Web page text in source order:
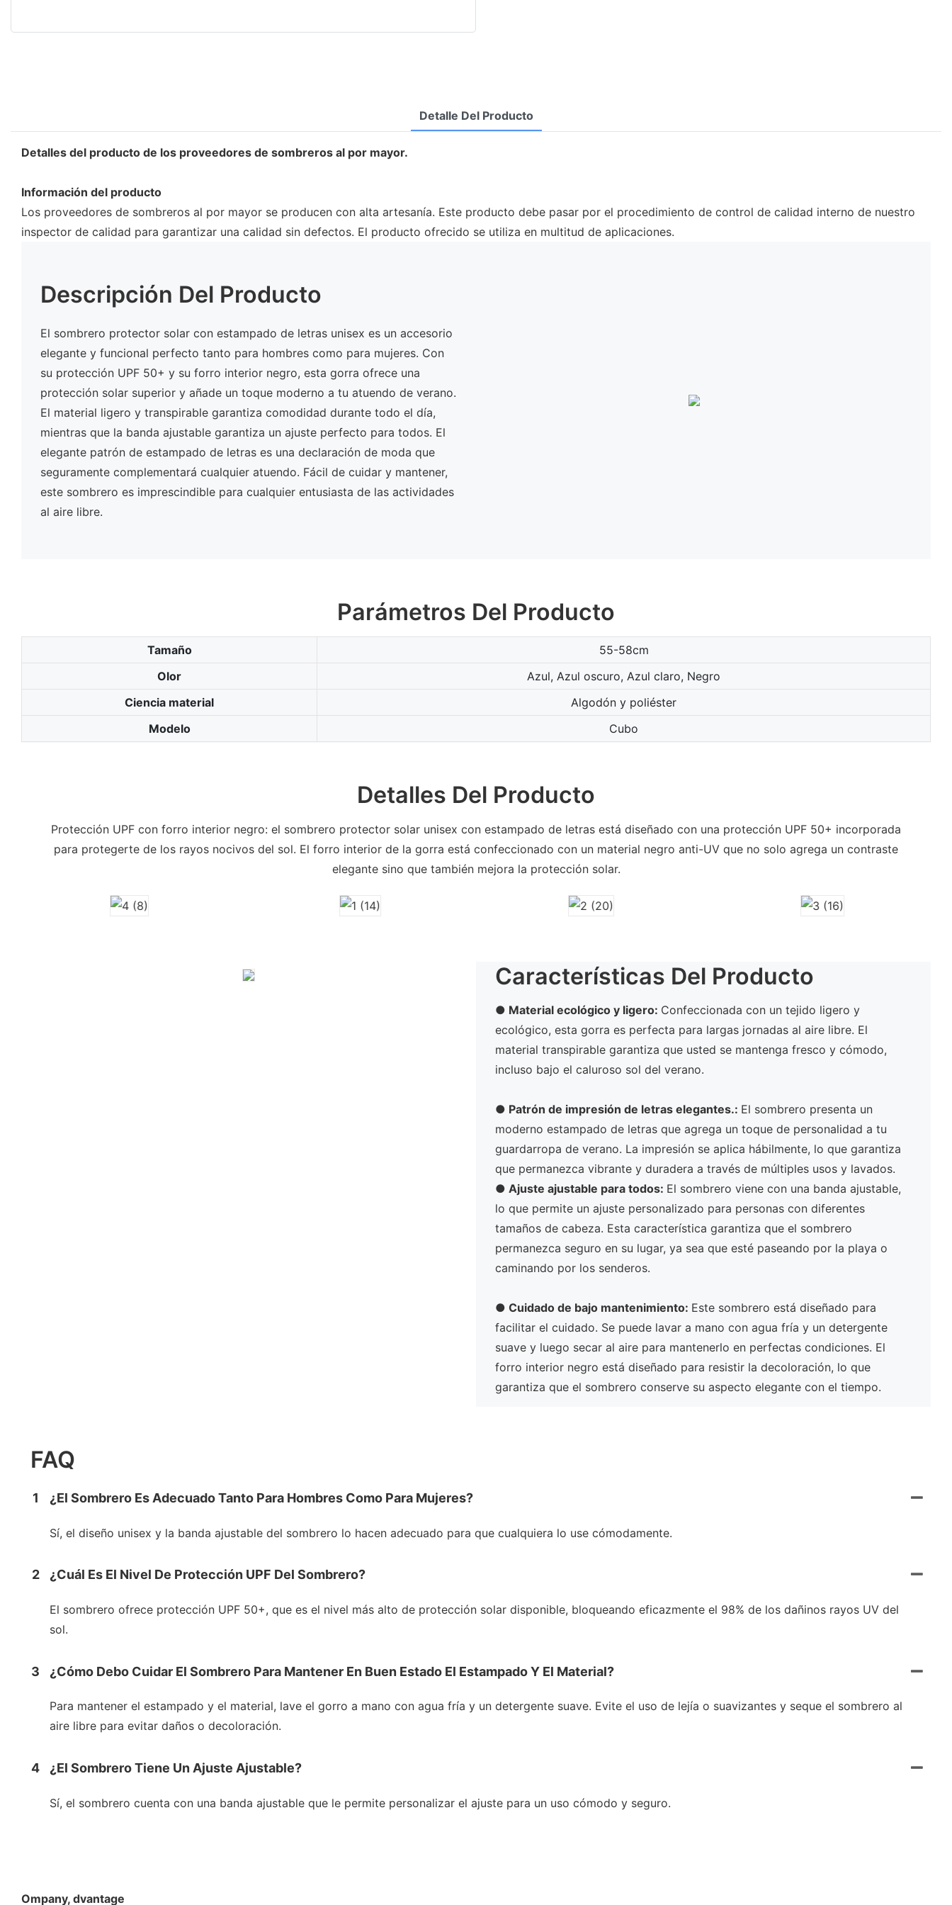
Detalle Del Producto
Detalles del producto de los proveedores de sombreros al por mayor.
Información del producto
Los proveedores de sombreros al por mayor se producen con alta artesanía. Este producto debe pasar por el procedimiento de control de calidad interno de nuestro
inspector de calidad para garantizar una calidad sin defectos. El producto ofrecido se utiliza en multitud de aplicaciones.
Descripción Del Producto
El sombrero protector solar con estampado de letras unisex es un accesorio
elegante y funcional perfecto tanto para hombres como para mujeres. Con
su protección UPF 50+ y su forro interior negro, esta gorra ofrece una
protección solar superior y añade un toque moderno a tu atuendo de verano.
El material ligero y transpirable garantiza comodidad durante todo el día,
mientras que la banda ajustable garantiza un ajuste perfecto para todos. El
elegante patrón de estampado de letras es una declaración de moda que
seguramente complementará cualquier atuendo. Fácil de cuidar y mantener,
este sombrero es imprescindible para cualquier entusiasta de las actividades
al aire libre.
Parámetros Del Producto
Tamaño
55-58cm
Olor
Azul, Azul oscuro, Azul claro, Negro
Ciencia material
Algodón y poliéster
Modelo
Cubo
Detalles Del Producto
Protección UPF con forro interior negro: el sombrero protector solar unisex con estampado de letras está diseñado con una protección UPF 50+ incorporada
para protegerte de los rayos nocivos del sol. El forro interior de la gorra está confeccionado con un material negro anti-UV que no solo agrega un contraste
elegante sino que también mejora la protección solar.
Características Del Producto
● Material ecológico y ligero: Confeccionada con un tejido ligero y
ecológico, esta gorra es perfecta para largas jornadas al aire libre. El
material transpirable garantiza que usted se mantenga fresco y cómodo,
incluso bajo el caluroso sol del verano.
● Patrón de impresión de letras elegantes.: El sombrero presenta un
moderno estampado de letras que agrega un toque de personalidad a tu
guardarropa de verano. La impresión se aplica hábilmente, lo que garantiza
que permanezca vibrante y duradera a través de múltiples usos y lavados.
● Ajuste ajustable para todos: El sombrero viene con una banda ajustable,
lo que permite un ajuste personalizado para personas con diferentes
tamaños de cabeza. Esta característica garantiza que el sombrero
permanezca seguro en su lugar, ya sea que esté paseando por la playa o
caminando por los senderos.
● Cuidado de bajo mantenimiento: Este sombrero está diseñado para
facilitar el cuidado. Se puede lavar a mano con agua fría y un detergente
suave y luego secar al aire para mantenerlo en perfectas condiciones. El
forro interior negro está diseñado para resistir la decoloración, lo que
garantiza que el sombrero conserve su aspecto elegante con el tiempo.
FAQ
1 ¿El Sombrero Es Adecuado Tanto Para Hombres Como Para Mujeres?
Sí, el diseño unisex y la banda ajustable del sombrero lo hacen adecuado para que cualquiera lo use cómodamente.
2 ¿Cuál Es El Nivel De Protección UPF Del Sombrero?
El sombrero ofrece protección UPF 50+, que es el nivel más alto de protección solar disponible, bloqueando eficazmente el 98% de los dañinos rayos UV del
sol.
3 ¿Cómo Debo Cuidar El Sombrero Para Mantener En Buen Estado El Estampado Y El Material?
Para mantener el estampado y el material, lave el gorro a mano con agua fría y un detergente suave. Evite el uso de lejía o suavizantes y seque el sombrero al
aire libre para evitar daños o decoloración.
4 ¿El Sombrero Tiene Un Ajuste Ajustable?
Sí, el sombrero cuenta con una banda ajustable que le permite personalizar el ajuste para un uso cómodo y seguro.
Ompany, dvantage